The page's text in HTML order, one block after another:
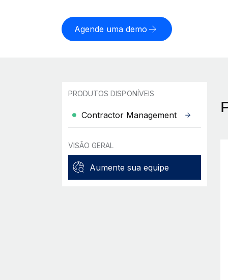
Agende uma demo
PRODUTOS DISPONÍVEIS
Contractor Management
VISÃO GERAL
Aumente sua equipe